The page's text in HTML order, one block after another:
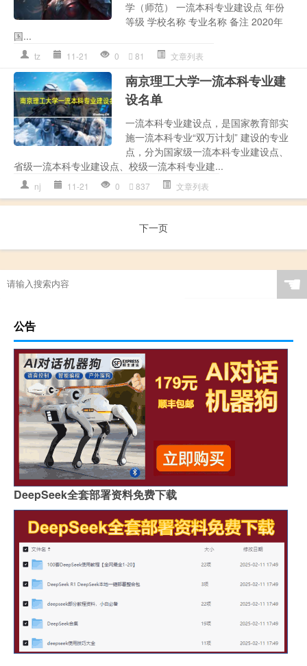
学（师范） 一流本科专业建设点 年份
等级 学校名称 专业名称 备注 2020年
国...
tz 11-21 0 81 文章列表
南京理工大学一流本科专业建
设名单
一流本科专业建设点，是国家教育部实
施一流本科专业“双万计划” 建设的专业
点，分为国家级一流本科专业建设点、
省级一流本科专业建设点、校级一流本科专业建...
nj 11-21 0 837 文章列表
下一页
☚
公告
DeepSeek全套部署资料免费下载